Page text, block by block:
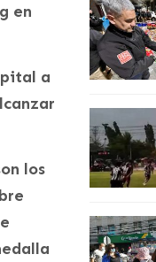
en
a
los